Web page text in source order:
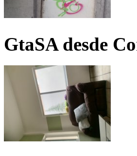
GtaSA desde